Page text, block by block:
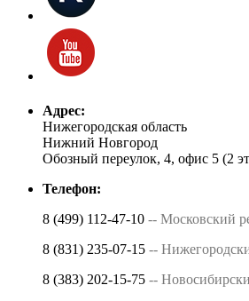
Адрес:
Нижегородская область
Нижний Новгород
Обозный переулок, 4, офис 5 (2
Телефон:
8 (499) 112-47-10 -- Московский
8 (831) 235-07-15 --
8 (383) 202-15-75 --